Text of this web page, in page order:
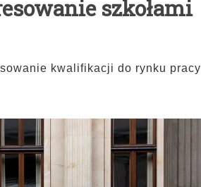
szkołami
kwalifikacji do rynku pracy